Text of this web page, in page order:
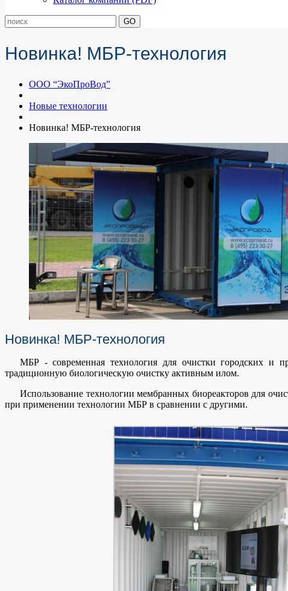
Новинка! МБР-технология
ООО “ЭкоПроВод”
Новые технологии
Новинка! МБР-технология
Новинка! МБР-технология
МБР - современная технология для очистки городских и
традиционную биологическую очистку активным илом.
Использование технологии мембранных биореакторов для
при применении технологии МБР в сравнении с другими.